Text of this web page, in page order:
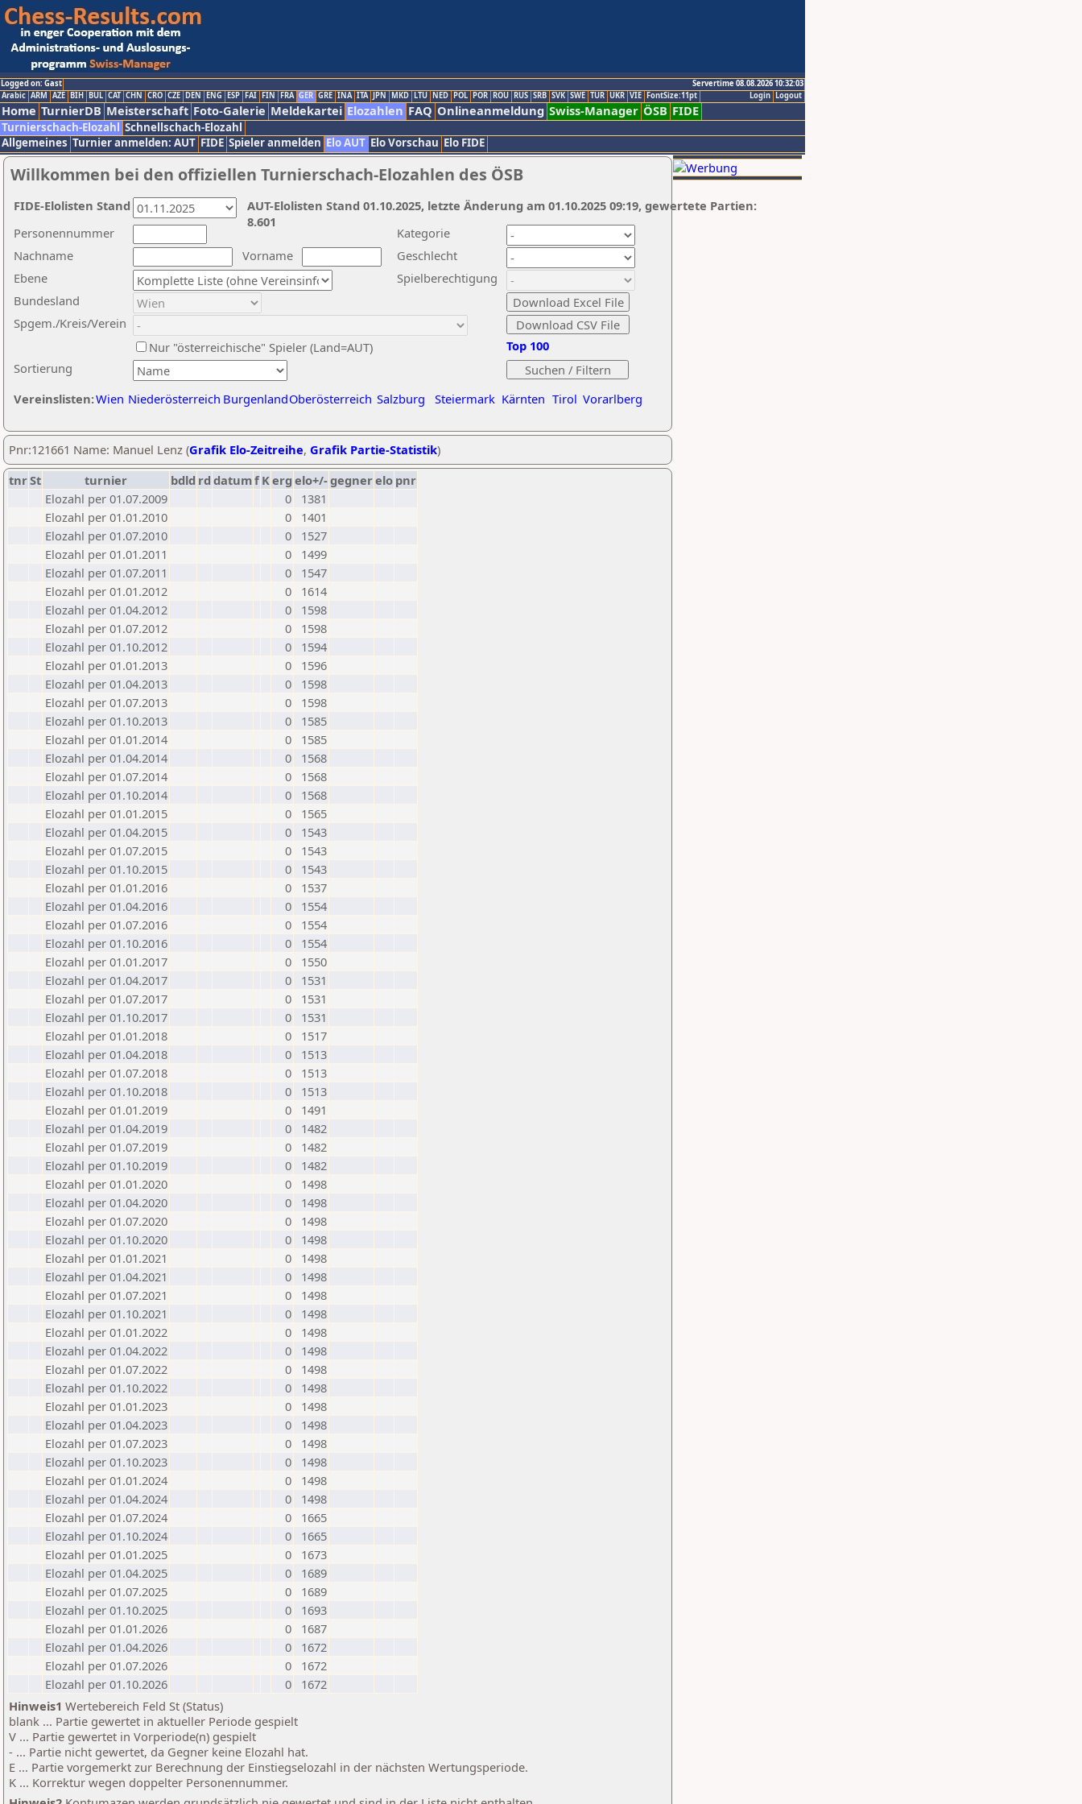
Logged on: Gast
Servertime 08.08.2026 10:32:03
Logout
Login
Arabic ARM AZE BIH BUL CAT CHN CRO CZE DEN ENG ESP FAI FIN FRA GER GRE INA ITA JPN MKD LTU NED POL POR ROU RUS SRB SVK SWE TUR UKR VIE FontSize:11pt
Home TurnierDB Meisterschaft Foto-Galerie Meldekartei Elozahlen FAQ Onlineanmeldung Swiss-Manager ÖSB FIDE
Turnierschach-Elozahl Schnellschach-Elozahl
Allgemeines Turnier anmelden: AUT FIDE Spieler anmelden Elo AUT Elo Vorschau Elo FIDE
Willkommen bei den offiziellen Turnierschach-Elozahlen des ÖSB
Nachname
Vorname
Ebene
Kategorie
Sortierung
Personennummer
Bundesland
Spgem./Kreis/Verein
Geschlecht
Nur "österreichische" Spieler (Land=AUT)
Spielberechtigung
Vereinslisten:Wien Niederösterreich BurgenlandOberösterreich Salzburg Steiermark Kärnten Tirol Vorarlberg
Top 100
AUT-Elolisten Stand 01.10.2025, letzte Änderung am 01.10.2025 09:19, gewertete Partien:
8.601
FIDE-Elolisten Stand
Pnr:121661 Name: Manuel Lenz (Grafik Elo-Zeitreihe, Grafik Partie-Statistik)
tnrSt turnier bdld rd datumf Kerg elo+/-gegnerelo pnr
Elozahl per 01.07.2009
0
1381
Elozahl per 01.01.2010
0
1401
Elozahl per 01.07.2010
0
1527
Elozahl per 01.01.2011
0
1499
Elozahl per 01.07.2011
0
1547
Elozahl per 01.01.2012
0
1614
Elozahl per 01.04.2012
0
1598
Elozahl per 01.07.2012
0
1598
Elozahl per 01.10.2012
0
1594
Elozahl per 01.01.2013
0
1596
Elozahl per 01.04.2013
0
1598
Elozahl per 01.07.2013
0
1598
Elozahl per 01.10.2013
0
1585
Elozahl per 01.01.2014
0
1585
Elozahl per 01.04.2014
0
1568
Elozahl per 01.07.2014
0
1568
Elozahl per 01.10.2014
0
1568
Elozahl per 01.01.2015
0
1565
Elozahl per 01.04.2015
0
1543
Elozahl per 01.07.2015
0
1543
Elozahl per 01.10.2015
0
1543
Elozahl per 01.01.2016
0
1537
Elozahl per 01.04.2016
0
1554
Elozahl per 01.07.2016
0
1554
Elozahl per 01.10.2016
0
1554
Elozahl per 01.01.2017
0
1550
Elozahl per 01.04.2017
0
1531
Elozahl per 01.07.2017
0
1531
Elozahl per 01.10.2017
0
1531
Elozahl per 01.01.2018
0
1517
Elozahl per 01.04.2018
0
1513
Elozahl per 01.07.2018
0
1513
Elozahl per 01.10.2018
0
1513
Elozahl per 01.01.2019
0
1491
Elozahl per 01.04.2019
0
1482
Elozahl per 01.07.2019
0
1482
Elozahl per 01.10.2019
0
1482
Elozahl per 01.01.2020
0
1498
Elozahl per 01.04.2020
0
1498
Elozahl per 01.07.2020
0
1498
Elozahl per 01.10.2020
0
1498
Elozahl per 01.01.2021
0
1498
Elozahl per 01.04.2021
0
1498
Elozahl per 01.07.2021
0
1498
Elozahl per 01.10.2021
0
1498
Elozahl per 01.01.2022
0
1498
Elozahl per 01.04.2022
0
1498
Elozahl per 01.07.2022
0
1498
Elozahl per 01.10.2022
0
1498
Elozahl per 01.01.2023
0
1498
Elozahl per 01.04.2023
0
1498
Elozahl per 01.07.2023
0
1498
Elozahl per 01.10.2023
0
1498
Elozahl per 01.01.2024
0
1498
Elozahl per 01.04.2024
0
1498
Elozahl per 01.07.2024
0
1665
Elozahl per 01.10.2024
0
1665
Elozahl per 01.01.2025
0
1673
Elozahl per 01.04.2025
0
1689
Elozahl per 01.07.2025
0
1689
Elozahl per 01.10.2025
0
1693
Elozahl per 01.01.2026
0
1687
Elozahl per 01.04.2026
0
1672
Elozahl per 01.07.2026
0
1672
Elozahl per 01.10.2026
0
1672
Hinweis1 Wertebereich Feld St (Status)
blank ... Partie gewertet in aktueller Periode gespielt
V ... Partie gewertet in Vorperiode(n) gespielt
- ... Partie nicht gewertet, da Gegner keine Elozahl hat.
E ... Partie vorgemerkt zur Berechnung der Einstiegselozahl in der nächsten Wertungsperiode.
K ... Korrektur wegen doppelter Personennummer.